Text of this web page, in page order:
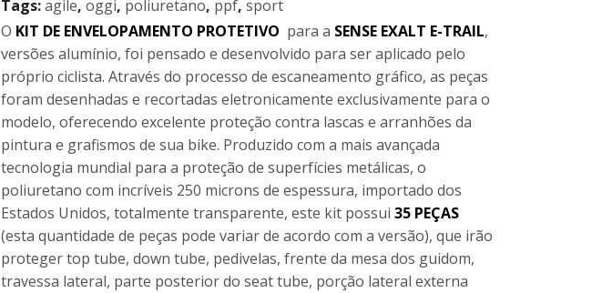
Tags:agile, oggi, poliuretano, ppf, sport
O KIT DE ENVELOPAMENTO PROTETIVO para a SENSE EXALT E-TRAIL,
versões alumínio, foi pensado e desenvolvido para ser aplicado pelo
próprio ciclista. Através do processo de escaneamento gráfico, as peças
foram desenhadas e recortadas eletronicamente exclusivamente para o
modelo, oferecendo excelente proteção contra lascas e arranhões da
pintura e grafismos de sua bike. Produzido com a mais avançada
tecnologia mundial para a proteção de superfícies metálicas, o
poliuretano com incríveis 250 microns de espessura, importado dos
Estados Unidos, totalmente transparente, este kit possui 35 PEÇAS
(esta quantidade de peças pode variar de acordo com a versão), que irão
proteger top tube, down tube, pedivelas, frente da mesa dos guidom,
travessa lateral, parte posterior do seat tube, porção lateral externa